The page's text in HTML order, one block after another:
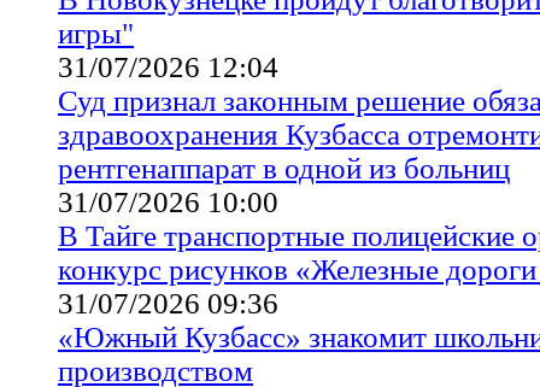
игры"
31/07/2026 12:04
Суд признал законным решение
здравоохранения Кузбасса
рентгенаппарат в одной из больниц
31/07/2026 10:00
В Тайге транспортные полицейские
конкурс рисунков «Железные
31/07/2026 09:36
«Южный Кузбасс» знакомит
производством